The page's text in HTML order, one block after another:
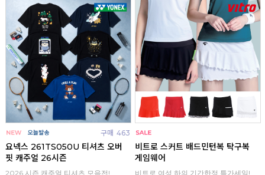
구매 463
요넥스 261TS050U 티셔츠 오버
핏 캐주얼 26시즌
2026 시즌 캐주얼 티셔츠 모음전!
비트로 스커트 배드민턴복 탁구복
게임웨어
비트로 여성 하의 기간한정 특가세일!